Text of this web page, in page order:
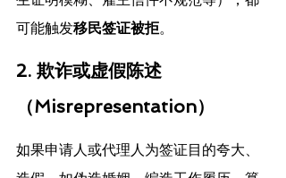
可能触发移民签证被拒。
2. 欺诈或虚假陈述
（Misrepresentation）
如果申请人或代理人为签证目的夸大、